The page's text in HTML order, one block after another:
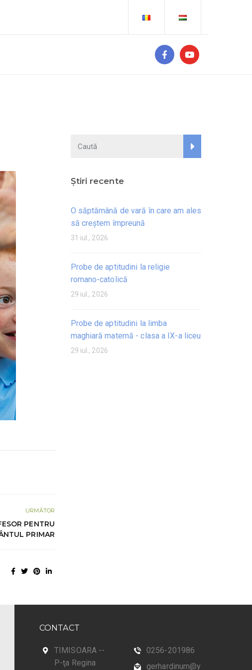
URMĂTOR
PENTRU
PRIMAR
Știri recente
O săptămână de vară în care am ales
să creștem împreună
31 iul., 2026
Probe de aptitudini la religie
romano-catolică
29 iul., 2026
Probe de aptitudini la limba
maghiară maternă - clasa a IX-a liceu
29 iul., 2026
CONTACT
TIMISOARA --
P-ţa Regina
0256-201986
gerhardinum@y